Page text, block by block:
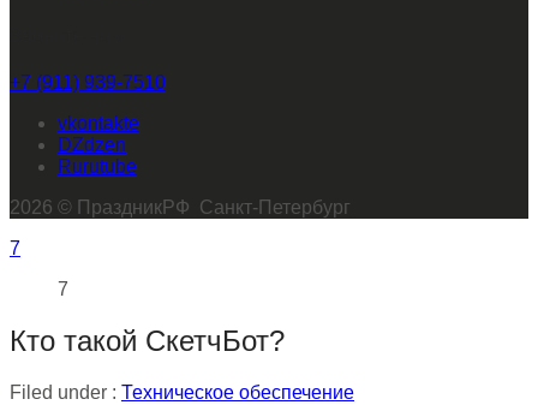
+7 (911) 939-7510
vkontakte
dzen
rutube
2026 © ПраздникРФ Санкт-Петербург
7
7
Кто такой СкетчБот?
Filed under : Техническое обеспечение